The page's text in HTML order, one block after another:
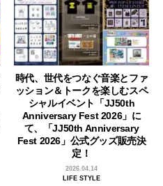
時代、世代をつなぐ音楽とファ
ッション＆トークを楽しむスペ
シャルイベント「JJ50th
Anniversary Fest 2026」に
て、「JJ50th Anniversary
Fest 2026」公式グッズ販売決
定！
2026.04.14
LIFE STYLE